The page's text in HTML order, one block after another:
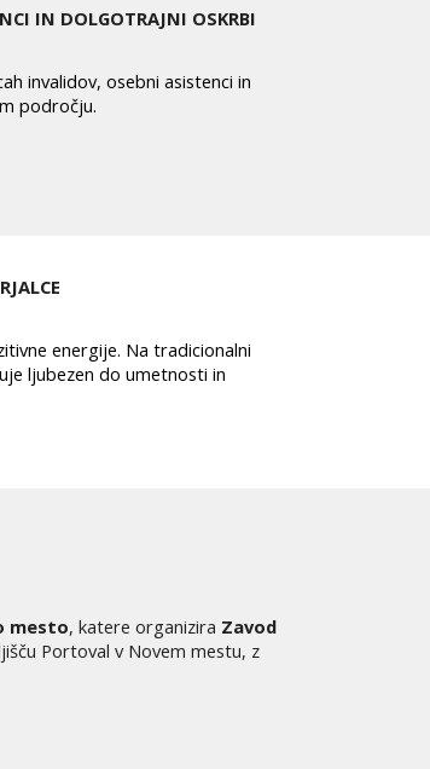
IN DOLGOTRAJNI OSKRBI
invalidov, osebni asistenci in
področju.
energije. Na tradicionalni
ljubezen do umetnosti in
mesto, katere organizira Zavod
Portoval v Novem mestu, z